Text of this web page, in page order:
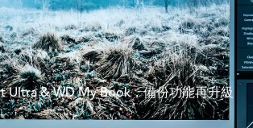
Ultra & WD My Book，備份功能再升級